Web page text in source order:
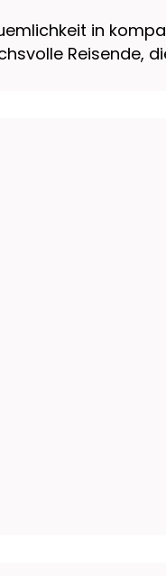
in
Reisende,